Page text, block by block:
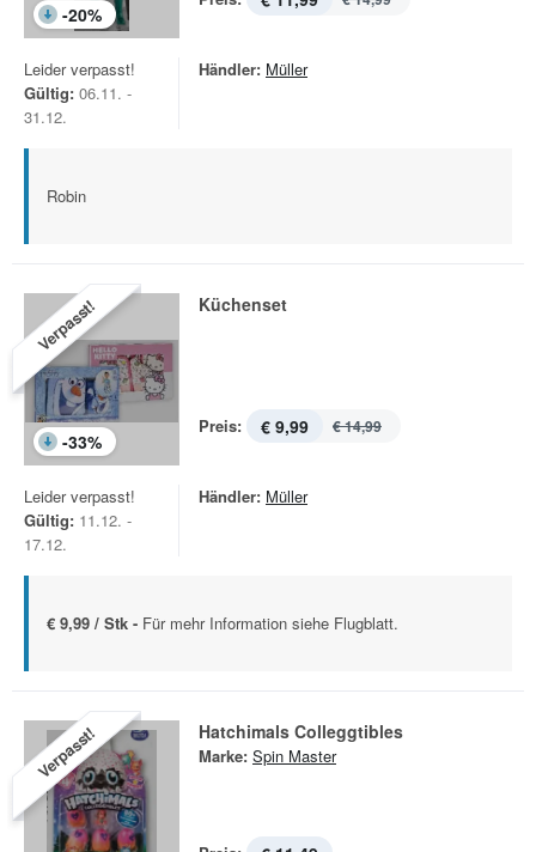
-20%
Leider verpasst!
Gültig: 06.11. -
31.12.
Händler: Müller
Robin
Verpasst!
-33%
Küchenset
Preis: € 9,99 € 14,99
Leider verpasst!
Gültig: 11.12. -
17.12.
Händler: Müller
€ 9,99 / Stk - Für mehr Information siehe Flugblatt.
Verpasst! Hatchimals Colleggtibles
Marke: Spin Master